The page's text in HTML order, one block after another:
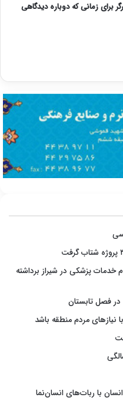
برای زمانی که دوباره دیدگاهی
خدمات پزشکی در شیراز برداشته
فصل تابستان
مردم منطقه باشد
با ربات‌های انسان‌نما